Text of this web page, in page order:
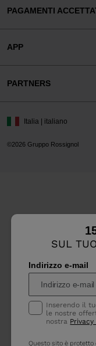
SUL
Indirizzo e-mail
Inserendo il
le nostre
nostra Privacy
Questo sito è protetto
PAGAMENTI
APP
PARTNERS
©2026 Gruppo Rossignol
Italia | italiano